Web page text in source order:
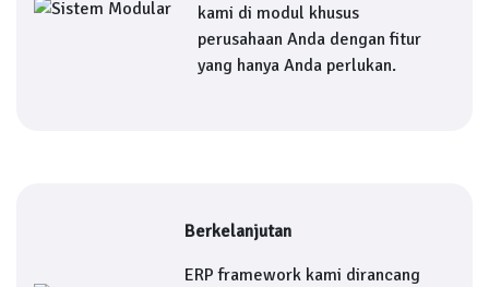
kami di modul khusus
perusahaan Anda dengan fitur
yang hanya Anda perlukan.
Berkelanjutan
ERP framework kami dirancang